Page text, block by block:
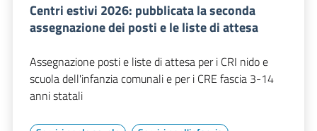
Centri estivi 2026: pubblicata la seconda
assegnazione dei posti e le liste di attesa
Assegnazione posti e liste di attesa per i CRI nido e
scuola dell'infanzia comunali e per i CRE fascia 3-14
anni statali